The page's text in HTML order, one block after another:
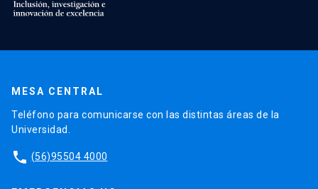
MESA CENTRAL
Teléfono para comunicarse con las distintas áreas de la
Universidad.
phone (56)95504 4000